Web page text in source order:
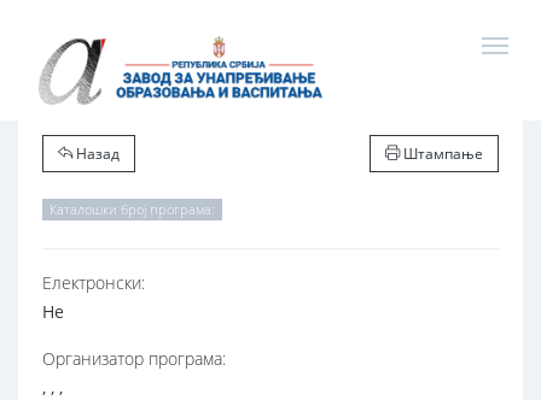
Назад Штампање
Каталошки број програма:
Електронски:
Не
Организатор програма:
, , ,